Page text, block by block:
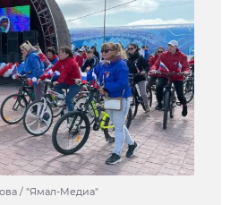
/ "Ямал-Медиа"